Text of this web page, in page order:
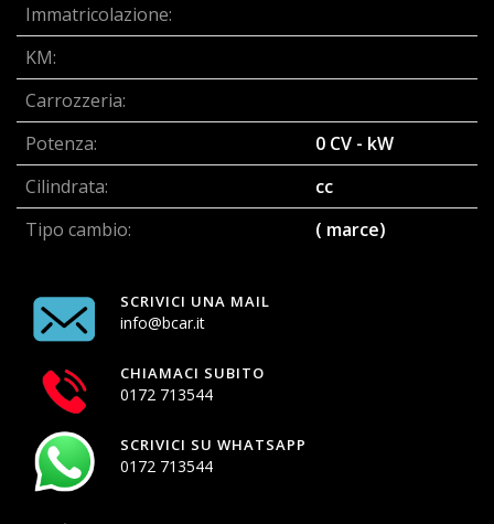
Immatricolazione:
KM:
Carrozzeria:
Potenza:
0 CV - kW
Cilindrata:
cc
Tipo cambio:
( marce)
SCRIVICI UNA MAIL
info@bcar.it
CHIAMACI SUBITO
0172 713544
SCRIVICI SU WHATSAPP
0172 713544